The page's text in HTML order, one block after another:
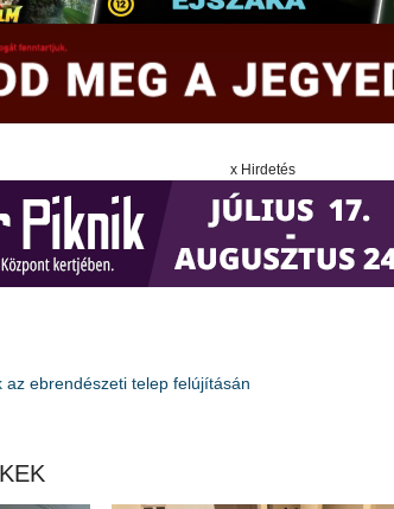
x Hirdetés
az ebrendészeti telep felújításán